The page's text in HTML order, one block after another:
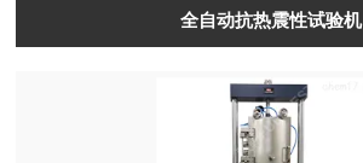
全自动抗热震性试验机